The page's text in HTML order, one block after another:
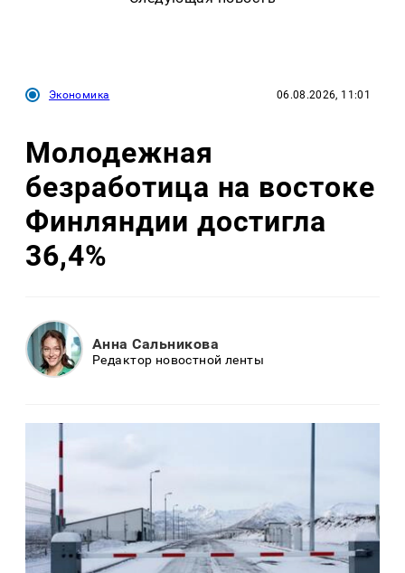
Экономика 06.08.2026, 11:01
Молодежная
безработица на востоке
Финляндии достигла
36,4%
Анна Сальникова
Редактор новостной ленты